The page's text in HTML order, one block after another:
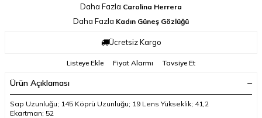
Daha Fazla Carolina Herrera
Daha Fazla Kadın Güneş Gözlüğü
Ücretsiz Kargo
Listeye Ekle Fiyat Alarmı Tavsiye Et
Ürün Açıklaması
Sap Uzunluğu; 145 Köprü Uzunluğu; 19 Lens Yükseklik; 41,2
Ekartman; 52